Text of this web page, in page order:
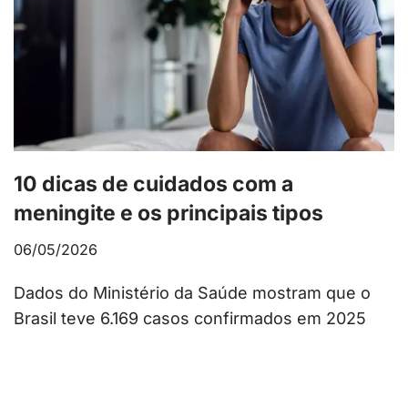
10 dicas de cuidados com a
meningite e os principais tipos
06/05/2026
Dados do Ministério da Saúde mostram que o
Brasil teve 6.169 casos confirmados em 2025